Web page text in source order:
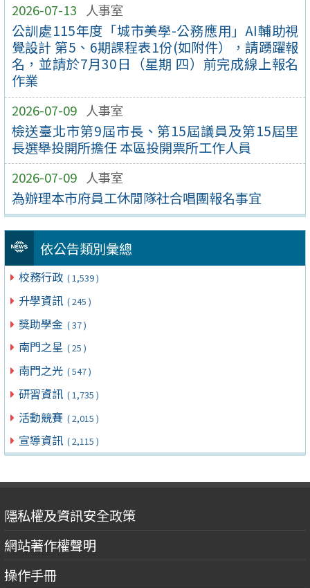
2026-07-13 人事室
公訓處115年度「城市美學-公務應用」AI輔助視
覺設計 第5、6期課程表1份(如附件），請踴躍報
名，並請於7月30日（星期 四）前完成線上報名
作業
2026-07-09 人事室
檢送臺北市第9屆市長、第15屆議員及第15屆里
長選舉投開所擔任 本區投開票所工作人員
2026-07-09 人事室
為辦理本市府員工休閒隊社合唱團報名事宜
依公告類別彙總
校務行政 ( 1,539 )
升學資訊 ( 245 )
獎助學金 ( 37 )
南門之星 ( 25 )
南門之光 ( 547 )
研習資訊 ( 1,735 )
活動競賽 ( 2,015 )
宣導資訊 ( 2,115 )
隱私權及資訊安全政策
網站著作權聲明
操作手冊